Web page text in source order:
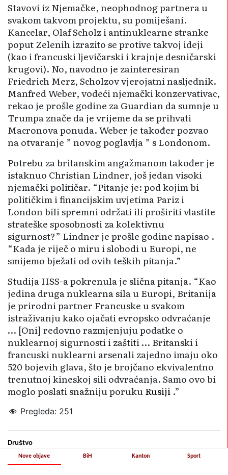
Stavovi iz Njemačke, neophodnog partnera u
svakom takvom projektu, su pomiješani.
Kancelar, Olaf Scholz i antinuklearne stranke
poput Zelenih izrazito se protive takvoj ideji
(kao i francuski ljevičarski i krajnje desničarski
krugovi). No, navodno je zainteresiran
Friedrich Merz, Scholzov vjerojatni nasljednik.
Manfred Weber, vodeći njemački konzervativac,
rekao je prošle godine za Guardian da sumnje u
Trumpa znače da je vrijeme da se prihvati
Macronova ponuda. Weber je također pozvao
na otvaranje ” novog poglavlja ” s Londonom.
Potrebu za britanskim angažmanom također je
istaknuo Christian Lindner, još jedan visoki
njemački političar. “Pitanje je: pod kojim bi
političkim i financijskim uvjetima Pariz i
London bili spremni održati ili proširiti vlastite
strateške sposobnosti za kolektivnu
sigurnost?” Lindner je prošle godine napisao .
“Kada je riječ o miru i slobodi u Europi, ne
smijemo bježati od ovih teških pitanja.”
Studija IISS-a pokrenula je slična pitanja. “Kao
jedina druga nuklearna sila u Europi, Britanija
je prirodni partner Francuske u svakom
istraživanju kako ojačati evropsko odvraćanje
… [Oni] redovno razmjenjuju podatke o
nuklearnoj sigurnosti i zaštiti … Britanski i
francuski nuklearni arsenali zajedno imaju oko
520 bojevih glava, što je brojčano ekvivalentno
trenutnoj kineskoj sili odvraćanja. Samo ovo bi
moglo poslati snažniju poruku Rusiji .”
Pregleda: 251
Društvo
Nove objave BiH Kanton Sport